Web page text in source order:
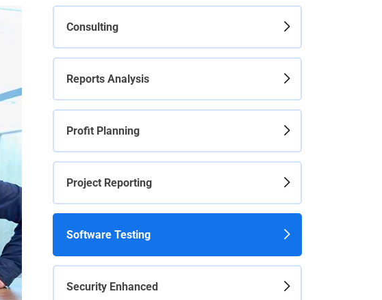
Consulting
Reports Analysis
Profit Planning
Project Reporting
Software Testing
Security Enhanced